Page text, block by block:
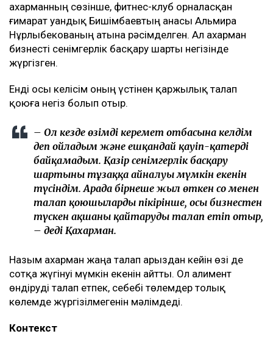
Қахарманның сөзінше, фитнес-клуб орналасқан
ғимарат Қуандық Бишімбаевтың анасы Альмира
Нұрлыбекованың атына рәсімделген. Ал Қахарман
бизнесті сенімгерлік басқару шарты негізінде
жүргізген.
Енді осы келісім оның үстінен қаржылық талап
қоюға негіз болып отыр.
– Ол кезде өзімді керемет отбасына келдім
деп ойладым және ешқандай қауіп-қатерді
байқамадым. Қазір сенімгерлік басқару
шартының тұзаққа айналуы мүмкін екенін
түсіндім. Арада бірнеше жыл өткен соң менен
талап қоюшылардың пікірінше, осы бизнестен
түскен ақшаны қайтаруды талап етіп отыр,
– деді Қахарман.
Назым Қахарман жаңа талап арыздан кейін өзі де
сотқа жүгінуі мүмкін екенін айтты. Ол алимент
өндіруді талап етпек, себебі төлемдер толық
көлемде жүргізілмегенін мәлімдеді.
Контекст